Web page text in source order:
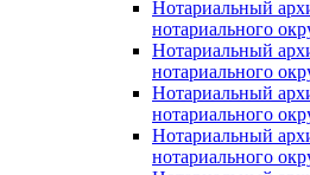
Нотариальный
нотариального
Нотариальный
нотариального
Нотариальный
нотариального
Нотариальный
нотариального